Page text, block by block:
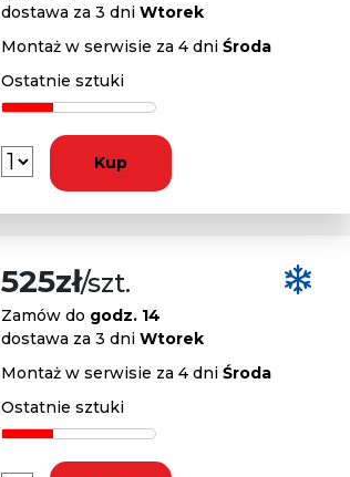
dostawa za 3 dni Wtorek
Montaż w serwisie za 4 dni Środa
Ostatnie sztuki
Kup
525zł/szt.
Zamów do godz. 14
dostawa za 3 dni Wtorek
Montaż w serwisie za 4 dni Środa
Ostatnie sztuki